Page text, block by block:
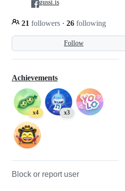
Follow
21 followers · 26 following
gussi.is
Achievements
x4 x3
Block or report user